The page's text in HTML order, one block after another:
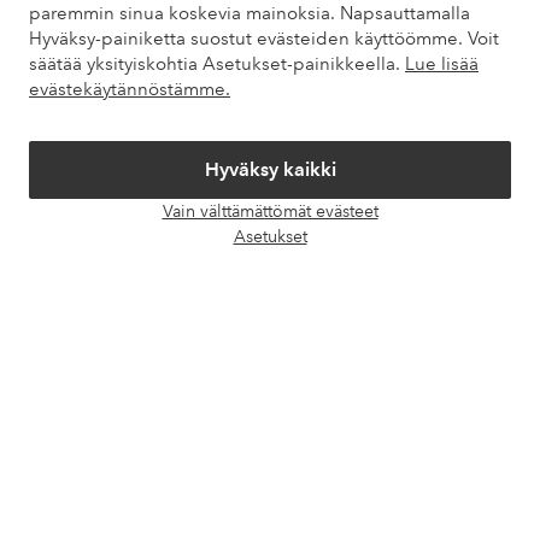
paremmin sinua koskevia mainoksia. Napsauttamalla
Hyväksy-painiketta suostut evästeiden käyttöömme. Voit
säätää yksityiskohtia Asetukset-painikkeella. Lue lisää
evästekäytännöstämme.
Hyväksy kaikki
Vain välttämättömät evästeet
Asetukset
Omat sivut